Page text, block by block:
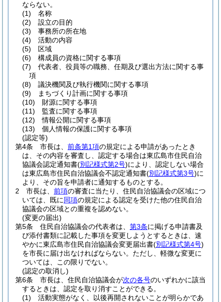
ならない。
(1)
名称
(2)
設立の目的
(3)
事務所の所在地
(4)
活動の内容
(5)
区域
(6)
構成員の資格に関する事項
(7)
代表者、役員等の職務、任期及び選出方法に関する事
項
(8)
議決機関及び執行機関に関する事項
(9)
まちづくり計画に関する事項
(10)
財源に関する事項
(11)
監査に関する事項
(12)
情報公開に関する事項
(13)
個人情報の保護に関する事項
(認定等)
第4条
市長は、 前条第1項の規定による申請があったとき
は、その内容を審査し、認定する場合は東広島市住民自治
協議会認定通知書(別記様式第2号)により、認定しない場合
は東広島市住民自治協議会不認定通知書(別記様式第3号)に
より、その旨を申請者に通知するものとする。
2
市長は、 前項の審査に当たり、住民自治協議会の区域につ
いては、既に同項の規定による認定を受けた他の住民自治
協議会の区域との重複を認めない。
(変更の届出)
第5条
住民自治協議会の代表者は、 第3条に掲げる申請書及
び添付書類に記載した事項を変更しようとするときは、速
やかに東広島市住民自治協議会変更届出書(別記様式第4号)
を市長に届け出なければならない。 ただし、軽微な変更に
ついては、この限りでない。
(認定の取消し)
第6条
市長は、住民自治協議会が次の各号のいずれかに該当
するときは、認定を取り消すことができる。
(1)
活動実態がなく、以後再開されないことが明らかであ